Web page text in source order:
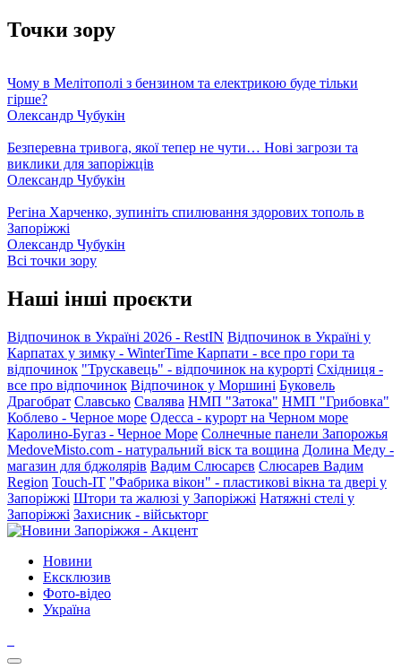
Точки зору
Чому в Мелітополі з бензином та електрикою буде тільки
гірше?
Олександр Чубукін
Безперевна тривога, якої тепер не чути… Нові загрози та
виклики для запоріжців
Олександр Чубукін
Регіна Харченко, зупиніть спилювання здорових тополь в
Запоріжжі
Олександр Чубукін
Всі точки зору
Наші інші проєкти
Відпочинок в Україні 2026 - RestIN Відпочинок в Україні у
Карпатах у зимку - WinterTime Карпати - все про гори та
відпочинок "Трускавець" - відпочинок на курорті Східниця -
все про відпочинок Відпочинок у Моршині Буковель
Драгобрат Славсько Свалява НМП "Затока" НМП "Грибовка"
Коблево - Черное море Одесса - курорт на Черном море
Каролино-Бугаз - Черное Море Солнечные панели Запорожья
MedoveMisto.com - натуральний віск та вощина Долина Меду -
магазин для бджолярів Вадим Слюсарєв Слюсарев Вадим
Region Touch-IT "Фабрика вікон" - пластикові вікна та двері у
Запоріжжі Штори та жалюзі у Запоріжжі Натяжні стелі у
Запоріжжі Захисник - військторг
Новини
Ексклюзив
Фото-відео
Україна